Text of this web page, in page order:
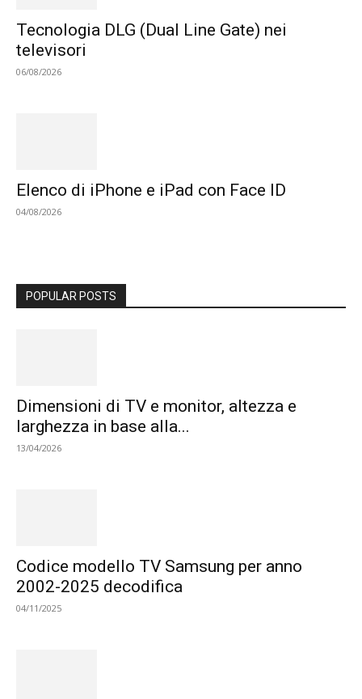
Tecnologia DLG (Dual Line Gate) nei
televisori
06/08/2026
Elenco di iPhone e iPad con Face ID
04/08/2026
POPULAR POSTS
Dimensioni di TV e monitor, altezza e
larghezza in base alla...
13/04/2026
Codice modello TV Samsung per anno
2002-2025 decodifica
04/11/2025